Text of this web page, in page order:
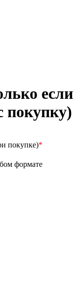
если
покупку)
покупке)*
формате